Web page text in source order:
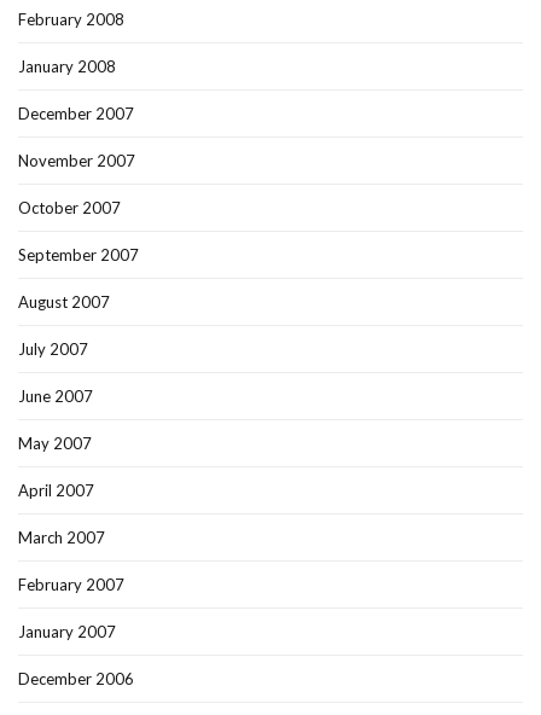
February 2008
January 2008
December 2007
November 2007
October 2007
September 2007
August 2007
July 2007
June 2007
May 2007
April 2007
March 2007
February 2007
January 2007
December 2006